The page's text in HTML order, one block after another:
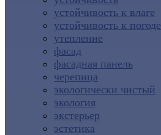
устойчивость к влаге
устойчивость к погоде
утепление
фасад
фасадная панель
черепица
экологически чистый
экология
экстерьер
эстетика